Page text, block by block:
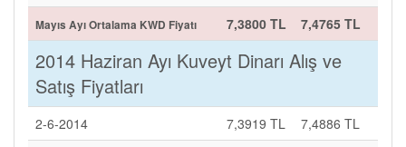
Mayıs Ayı Ortalama KWD Fiyatı 7,3800 TL 7,4765 TL
2014 Haziran Ayı Kuveyt Dinarı Alış ve
Satış Fiyatları
2-6-2014 7,3919 TL
7,4886 TL